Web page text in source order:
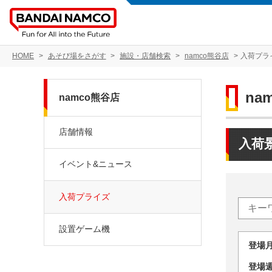
HOME あそび場をさがす 施設・店舗検索 namco熊谷店 入荷プラ
入荷
登
登
namco熊谷店
店舗情報
イベント&ニュース
入荷プライズ
設置ゲーム機